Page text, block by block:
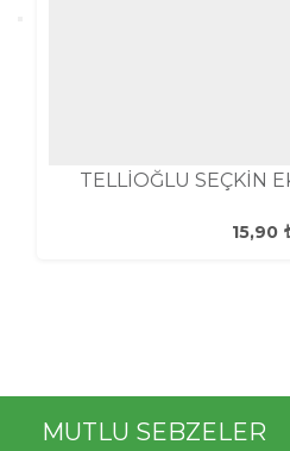
TELLİOĞLU SEÇKİN
15,90
MUTLU SEBZELER